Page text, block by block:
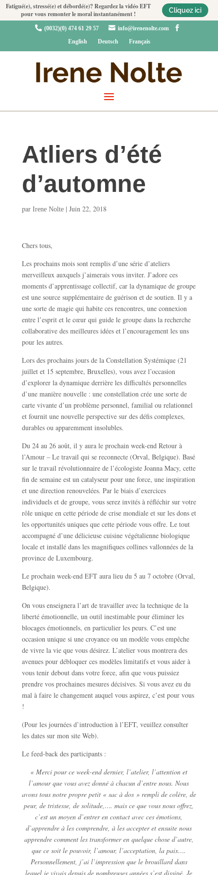
Fatigué(e), stressé(e) et débordé(e)? Regardez la vidéo EFT
pour vous remonter le moral instantanément !
Cliquez ici
 (0032)(0) 474 61 29 57  info@irenenolte.com

English
Deutsch Français
Atliers d’été
d’automne
par Irene Nolte| Juin 22, 2018
Chers tous,
Les prochains mois sont remplis d’une série d’ateliers
merveilleux auxquels j’aimerais vous inviter. J’adore ces
moments d’apprentissage collectif, car la dynamique de groupe
est une source supplémentaire de guérison et de soutien. Il y a
une sorte de magie qui habite ces rencontres, une connexion
entre l’esprit et le cœur qui guide le groupe dans la recherche
collaborative des meilleures idées et l’encouragement les uns
pour les autres.
Lors des prochains jours de la Constellation Systémique (21
juillet et 15 septembre, Bruxelles), vous avez l’occasion
d’explorer la dynamique derrière les difficultés personnelles
d’une manière nouvelle : une constellation crée une sorte de
carte vivante d’un problème personnel, familial ou relationnel
et fournit une nouvelle perspective sur des défis complexes,
durables ou apparemment insolubles.
Du 24 au 26 août, il y aura le prochain week-end Retour à
l’Amour – Le travail qui se reconnecte (Orval, Belgique). Basé
sur le travail révolutionnaire de l’écologiste Joanna Macy, cette
fin de semaine est un catalyseur pour une force, une inspiration
et une direction renouvelées. Par le biais d’exercices
individuels et de groupe, vous serez invités à réfléchir sur votre
rôle unique en cette période de crise mondiale et sur les dons et
les opportunités uniques que cette période vous offre. Le tout
accompagné d’une délicieuse cuisine végétalienne biologique
locale et installé dans les magnifiques collines vallonnées de la
province de Luxembourg.
Le prochain week-end EFT aura lieu du 5 au 7 octobre (Orval,
Belgique).
On vous enseignera l’art de travailler avec la technique de la
liberté émotionnelle, un outil inestimable pour éliminer les
blocages émotionnels, en particulier les peurs. C’est une
occasion unique si une croyance ou un modèle vous empêche
de vivre la vie que vous désirez. L’atelier vous montrera des
avenues pour débloquer ces modèles limitatifs et vous aider à
vous tenir debout dans votre force, afin que vous puissiez
prendre vos prochaines mesures décisives. Si vous avez eu du
mal à faire le changement auquel vous aspirez, c’est pour vous
!
(Pour les journées d’introduction à l’EFT, veuillez consulter
les dates sur mon site Web).
Le feed-back des participants :
« Merci pour ce week-end dernier, l’atelier, l’attention et
l’amour que vous avez donné à chacun d’entre nous. Nous
avons tous notre propre petit « sac à dos » rempli de colère, de
peur, de tristesse, de solitude,…. mais ce que vous nous offrez,
c’est un moyen d’entrer en contact avec ces émotions,
d’apprendre à les comprendre, à les accepter et ensuite nous
apprendre comment les transformer en quelque chose d’autre,
que ce soit le pouvoir, l’amour, l’acceptation, la paix….
Personnellement, j’ai l’impression que le brouillard dans
lequel je vivais depuis de nombreuses années s’est dissipé. Je